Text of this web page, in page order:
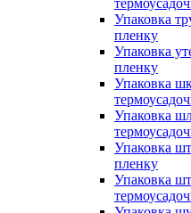
Упаковка
пленку
Упаковка
пленку
Упаковка
Упаковка
Упаковка
пленку
Упаковка